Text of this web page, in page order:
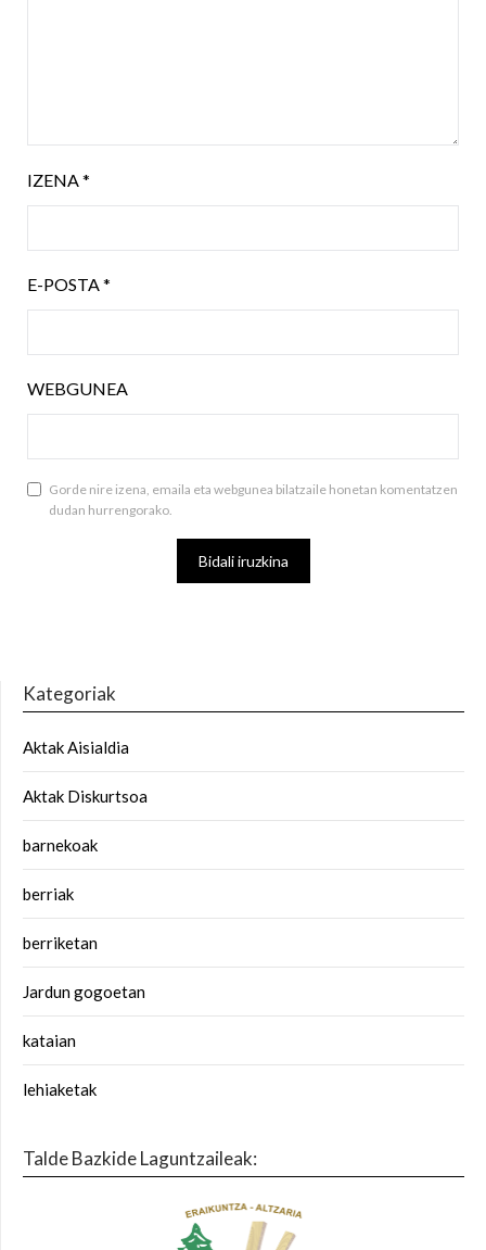
IZENA*
E-POSTA*
WEBGUNEA
Gorde nire izena, emaila eta webgunea bilatzaile honetan komentatzen
dudan hurrengorako.
Kategoriak
Aktak Aisialdia
Aktak Diskurtsoa
barnekoak
berriak
berriketan
Jardun gogoetan
kataian
lehiaketak
Talde Bazkide Laguntzaileak: